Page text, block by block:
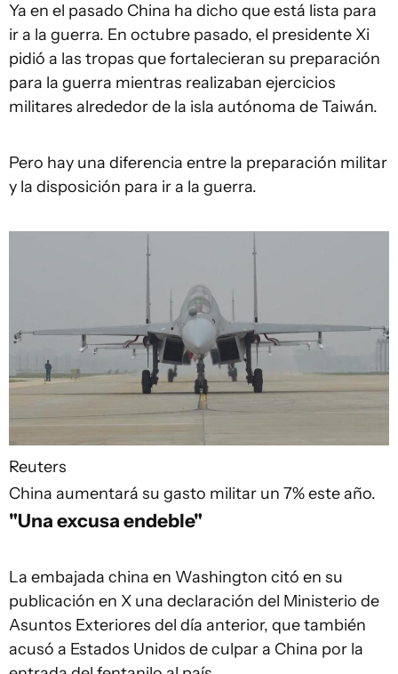
Ya en el pasado China ha dicho que está lista para
ir a la guerra. En octubre pasado, el presidente Xi
pidió a las tropas que fortalecieran su preparación
para la guerra mientras realizaban ejercicios
militares alrededor de la isla autónoma de Taiwán.
Pero hay una diferencia entre la preparación militar
y la disposición para ir a la guerra.
Reuters
China aumentará su gasto militar un 7% este año.
"Una excusa endeble"
La embajada china en Washington citó en su
publicación en X una declaración del Ministerio de
Asuntos Exteriores del día anterior, que también
acusó a Estados Unidos de culpar a China por la